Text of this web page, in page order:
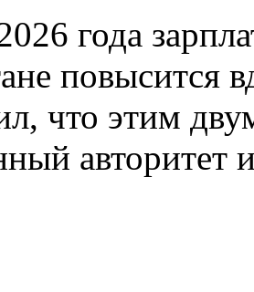
года
повысится
что этим